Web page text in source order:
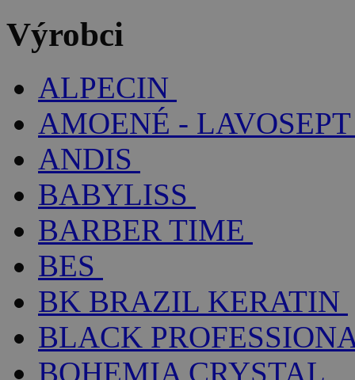
Výrobci
ALPECIN
AMOENÉ - LAVOSEPT
ANDIS
BABYLISS
BARBER TIME
BES
BK BRAZIL KERATIN
BLACK
BOHEMIA CRYSTAL